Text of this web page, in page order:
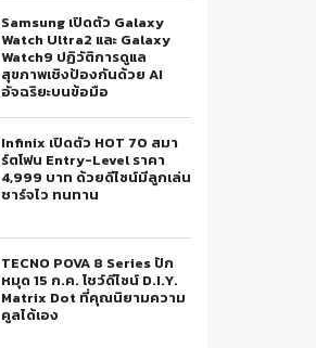
Samsung เปิดตัว Galaxy
Watch Ultra2 และ Galaxy
Watch9 ปฏิวัติการดูแล
สุขภาพเชิงป้องกันด้วย AI
อัจฉริยะบนข้อมือ
Infinix เปิดตัว HOT 70 สมา
ร์ตโฟน Entry-Level ราคา
4,999 บาท ด้วยดีไซน์มีลูกเล่น
ชาร์จไว ทนทาน
TECNO POVA 8 Series ปัก
หมุด 15 ก.ค. โชว์ดีไซน์ D.I.Y.
Matrix Dot ที่คุณนิยามความ
คูลได้เอง